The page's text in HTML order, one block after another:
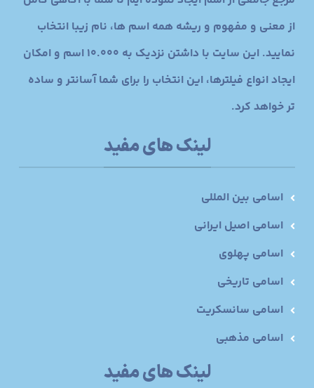
از معنی و مفهوم و ریشه همه اسم ها، نام زیبا انتخاب
نمایید. این سایت با داشتن نزدیک به 10.000 اسم و امکان
ایجاد انواع فیلترها، این انتخاب را برای شما آسانتر و ساده
تر خواهد کرد.
لینک های مفید
اسامی بین المللی
اسامی اصیل ایرانی
اسامی پهلوی
اسامی تاریخی
اسامی سانسکریت
اسامی مذهبی
لینک های مفید